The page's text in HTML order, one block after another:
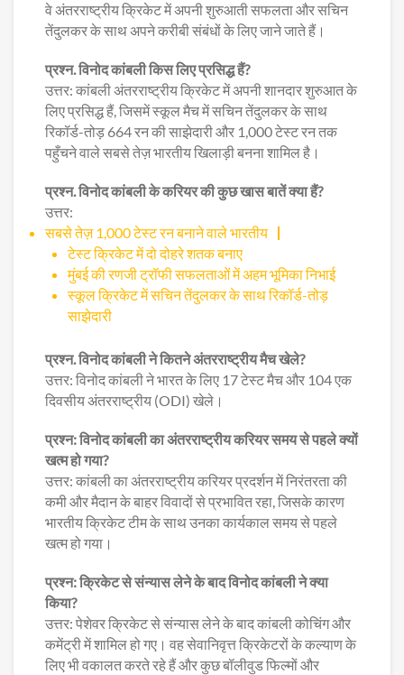
वे अंतरराष्ट्रीय क्रिकेट में अपनी शुरुआती सफलता और सचिन
तेंदुलकर के साथ अपने करीबी संबंधों के लिए जाने जाते हैं।
प्रश्न. विनोद कांबली किस लिए प्रसिद्ध हैं?
उत्तर: कांबली अंतरराष्ट्रीय क्रिकेट में अपनी शानदार शुरुआत के
लिए प्रसिद्ध हैं, जिसमें स्कूल मैच में सचिन तेंदुलकर के साथ
रिकॉर्ड-तोड़ 664 रन की साझेदारी और 1,000 टेस्ट रन तक
पहुँचने वाले सबसे तेज़ भारतीय खिलाड़ी बनना शामिल है।
प्रश्न. विनोद कांबली के करियर की कुछ खास बातें क्या हैं?
उत्तर:
सबसे तेज़ 1,000 टेस्ट रन बनाने वाले भारतीय
टेस्ट क्रिकेट में दो दोहरे शतक बनाए
मुंबई की रणजी ट्रॉफी सफलताओं में अहम भूमिका निभाई
स्कूल क्रिकेट में सचिन तेंदुलकर के साथ रिकॉर्ड-तोड़
साझेदारी
प्रश्न. विनोद कांबली ने कितने अंतरराष्ट्रीय मैच खेले?
उत्तर: विनोद कांबली ने भारत के लिए 17 टेस्ट मैच और 104 एक
दिवसीय अंतरराष्ट्रीय (ODI) खेले।
प्रश्न: विनोद कांबली का अंतरराष्ट्रीय करियर समय से पहले क्यों
खत्म हो गया?
उत्तर: कांबली का अंतरराष्ट्रीय करियर प्रदर्शन में निरंतरता की
कमी और मैदान के बाहर विवादों से प्रभावित रहा, जिसके कारण
भारतीय क्रिकेट टीम के साथ उनका कार्यकाल समय से पहले
खत्म हो गया।
प्रश्न: क्रिकेट से संन्यास लेने के बाद विनोद कांबली ने क्या
किया?
उत्तर: पेशेवर क्रिकेट से संन्यास लेने के बाद कांबली कोचिंग और
कमेंट्री में शामिल हो गए। वह सेवानिवृत्त क्रिकेटरों के कल्याण के
लिए भी वकालत करते रहे हैं और कुछ बॉलीवुड फिल्मों और